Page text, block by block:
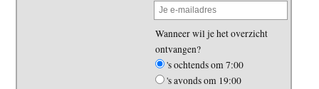
Wanneer wil je het overzicht
ontvangen?
's ochtends om 7:00
's avonds om 19:00